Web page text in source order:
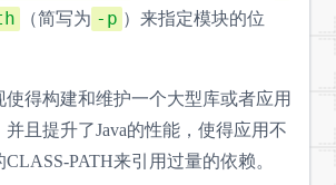
（简写为 -p ）来指定模块的位
使得构建和维护一个大型库或者应用
且提升了Java的性能，使得应用不
PATH来引用过量的依赖。